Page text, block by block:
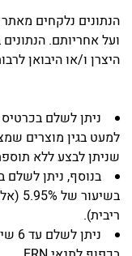
הנתונים נלקחים מאתר
ועל אחריותם.
היצרן ו/או היבואן
למעט בגין מוצרים
שניתן לבצע ללא
ריבית).